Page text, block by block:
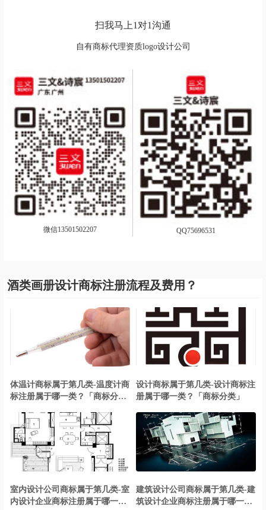
扫我马上1对1沟通
自有商标代理资质logo设计公司
微信13501502207 QQ75696531
酒类画册设计商标注册流程及费用？
体温计商标属于第几类-温度计商
标注册属于哪一类？「商标分
设计商标属于第几类-设计商标注
册属于哪一类？「商标分类」
室内设计公司商标属于第几类-室
内设计企业商标注册属于哪一
建筑设计公司商标属于第几类-建
筑设计企业商标注册属于哪一